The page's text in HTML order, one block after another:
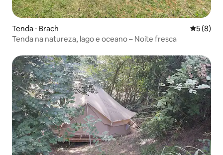
Tenda ⋅ Brach 5 de
5 (8)
Tenda na natureza, lago e oceano – Noite fresca